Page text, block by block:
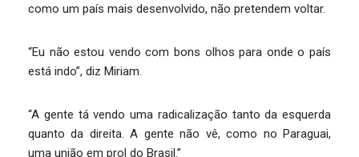
como um país mais desenvolvido, não pretendem voltar.
“Eu não estou vendo com bons olhos para onde o país
está indo”, diz Miriam.
“A gente tá vendo uma radicalização tanto da esquerda
quanto da direita. A gente não vê, como no Paraguai,
uma união em prol do Brasil.”